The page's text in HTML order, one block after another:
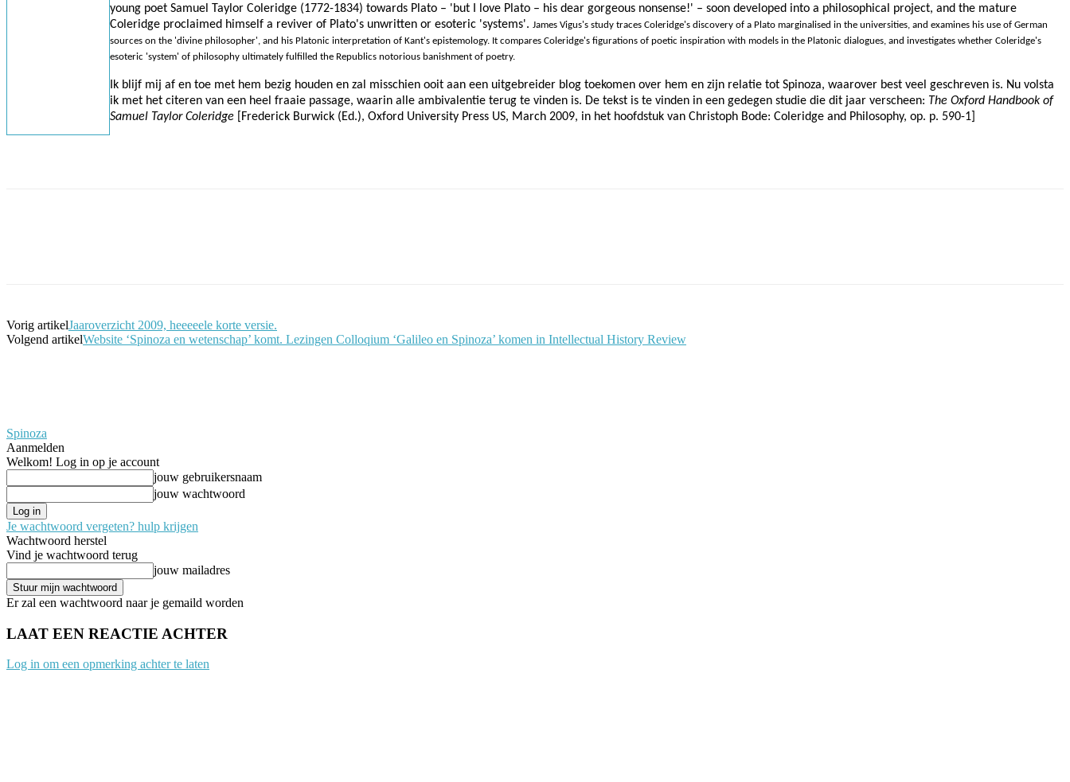
young poet Samuel Taylor Coleridge (1772-1834) towards Plato – 'but I love Plato – his dear gorgeous nonsense!' – soon developed into a philosophical project, and the mature
Coleridge proclaimed himself a reviver of Plato's unwritten or esoteric 'systems'. James Vigus's study traces Coleridge's discovery of a Plato marginalised in the universities, and examines his use of German
sources on the 'divine philosopher', and his Platonic interpretation of Kant's epistemology. It compares Coleridge's figurations of poetic inspiration with models in the Platonic dialogues, and investigates whether Coleridge's
esoteric 'system' of philosophy ultimately fulfilled the Republics notorious banishment of poetry.
Ik blijf mij af en toe met hem bezig houden en zal misschien ooit aan een uitgebreider blog toekomen over hem en zijn relatie tot Spinoza, waarover best veel geschreven is. Nu volsta
ik met het citeren van een heel fraaie passage, waarin alle ambivalentie terug te vinden is. De tekst is te vinden in een gedegen studie die dit jaar verscheen: The Oxford Handbook of
Samuel Taylor Coleridge [Frederick Burwick (Ed.), Oxford University Press US, March 2009, in het hoofdstuk van Christoph Bode: Coleridge and Philosophy, op. p. 590-1]
Vorig artikelJaaroverzicht 2009, heeeeele korte versie.
Volgend artikelWebsite ‘Spinoza en wetenschap’ komt. Lezingen Colloqium ‘Galileo en Spinoza’ komen in Intellectual History Review
Spinoza
Aanmelden
Welkom! Log in op je account
jouw gebruikersnaam
jouw wachtwoord
Je wachtwoord vergeten? hulp krijgen
Wachtwoord herstel
Vind je wachtwoord terug
jouw mailadres
Er zal een wachtwoord naar je gemaild worden
LAAT EEN REACTIE ACHTER
Log in om een opmerking achter te laten